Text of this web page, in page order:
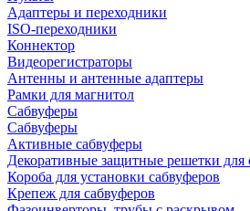
Адаптеры и переходники
ISO-переходники
Коннектор
Видеорегистраторы
Антенны и антенные адаптеры
Рамки для магнитол
Сабвуферы
Сабвуферы
Активные сабвуферы
Декоративные защитные решетки для
Короба для установки сабвуферов
Крепеж для сабвуферов